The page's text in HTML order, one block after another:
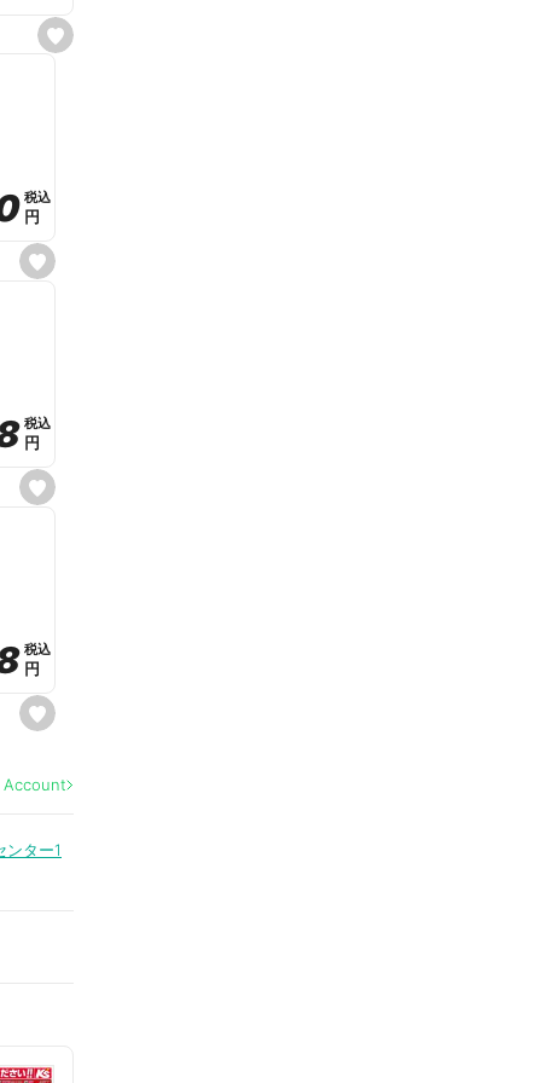
s
e
s
e
e
税込
税込
円
円
s
e
e
税込
税込
円
円
s
e
a
t
税込
税込
円
円
ター1